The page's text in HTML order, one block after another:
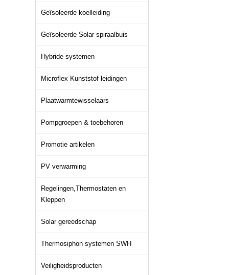
Geïsoleerde koelleiding
Geïsoleerde Solar spiraalbuis
Hybride systemen
Microflex Kunststof leidingen
Plaatwarmtewisselaars
Pompgroepen & toebehoren
Promotie artikelen
PV verwarming
Regelingen,Thermostaten en
Kleppen
Solar gereedschap
Thermosiphon systemen SWH
Veiligheidsproducten